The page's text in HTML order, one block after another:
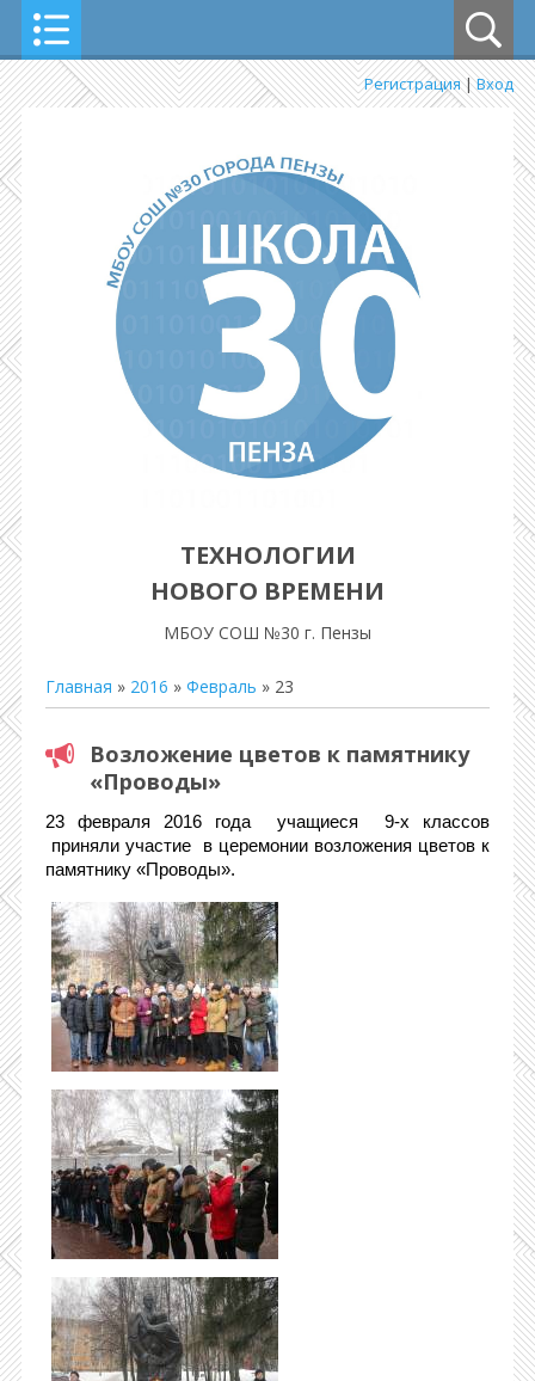
Регистрация|Вход
ТЕХНОЛОГИИ
НОВОГО ВРЕМЕНИ
МБОУ СОШ №30 г. Пензы
Главная » 2016 » Февраль » 23
Возложение цветов к памятнику
«Проводы»
23 февраля 2016 года учащиеся 9-х классов
приняли участие в церемонии возложения цветов к
памятнику «Проводы».